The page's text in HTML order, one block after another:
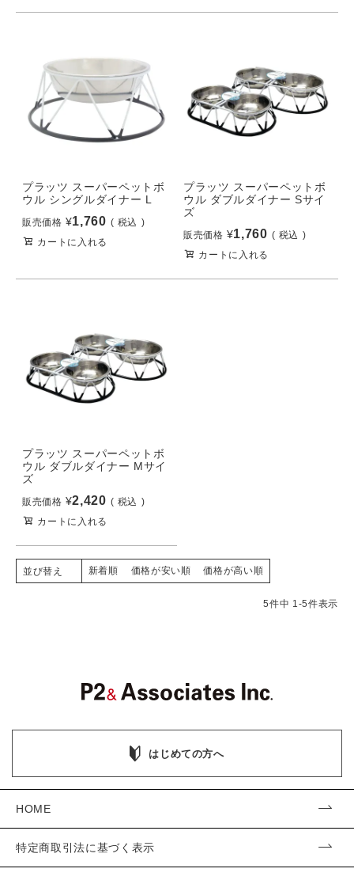
プラッツ スーパーペットボ
ウル シングルダイナー L
販売価格 ¥1,760
税込
カートに入れる
プラッツ スーパーペットボ
ウル ダブルダイナー Sサイ
ズ
販売価格 ¥1,760
税込
カートに入れる
プラッツ スーパーペットボ
ウル ダブルダイナー Mサイ
ズ
販売価格 ¥2,420
税込
カートに入れる
並び替え 新着順 価格が安い順 価格が高い順
5件中 1-5件表示
はじめての方へ
HOME
特定商取引法に基づく表示